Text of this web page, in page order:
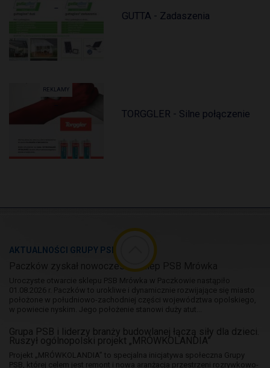
GUTTA - Zadaszenia
REKLAMY
TORGGLER - Silne połączenie
AKTUALNOŚCI GRUPY PSB
Paczków zyskał nowoczesny sklep PSB Mrówka
Uroczyste otwarcie sklepu PSB Mrówka w Paczkowie nastąpiło
01.08.2026 r. Paczków to urokliwe i dynamicznie rozwijające się miasto
położone w południowo-zachodniej części województwa opolskiego,
w powiecie nyskim. Jego położenie stanowi duży atut...
Grupa PSB i liderzy branży budowlanej łączą siły dla dzieci.
Ruszył ogólnopolski projekt „MRÓWKOLANDIA”
Projekt „MRÓWKOLANDIA” to specjalna inicjatywa społeczna Grupy
PSB, której celem jest remont i nowa aranżacja przestrzeni rozrywkowo-